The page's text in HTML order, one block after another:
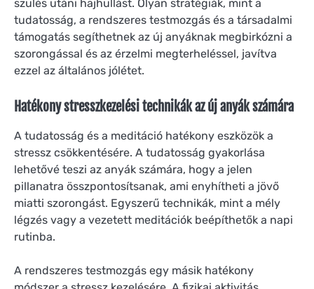
szülés utáni hajhullást. Olyan stratégiák, mint a
tudatosság, a rendszeres testmozgás és a társadalmi
támogatás segíthetnek az új anyáknak megbirkózni a
szorongással és az érzelmi megterheléssel, javítva
ezzel az általános jólétet.
Hatékony stresszkezelési technikák az új anyák számára
A tudatosság és a meditáció hatékony eszközök a
stressz csökkentésére. A tudatosság gyakorlása
lehetővé teszi az anyák számára, hogy a jelen
pillanatra összpontosítsanak, ami enyhítheti a jövő
miatti szorongást. Egyszerű technikák, mint a mély
légzés vagy a vezetett meditációk beépíthetők a napi
rutinba.
A rendszeres testmozgás egy másik hatékony